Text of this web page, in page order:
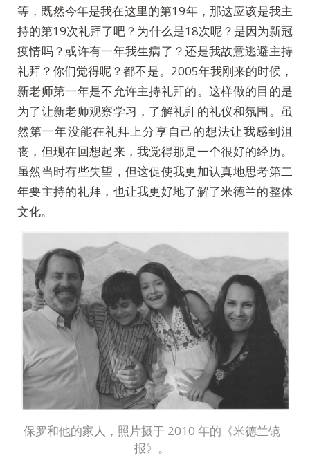
等，既然今年是我在这里的第19年，那这应该是我主
持的第19次礼拜了吧？为什么是18次呢？是因为新冠
疫情吗？或许有一年我生病了？还是我故意逃避主持
礼拜？你们觉得呢？都不是。2005年我刚来的时候，
新老师第一年是不允许主持礼拜的。这样做的目的是
为了让新老师观察学习，了解礼拜的礼仪和氛围。虽
然第一年没能在礼拜上分享自己的想法让我感到沮
丧，但现在回想起来，我觉得那是一个很好的经历。
虽然当时有些失望，但这促使我更加认真地思考第二
年要主持的礼拜，也让我更好地了解了米德兰的整体
文化。
保罗和他的家人，照片摄于 2010 年的《米德兰镜
报》。